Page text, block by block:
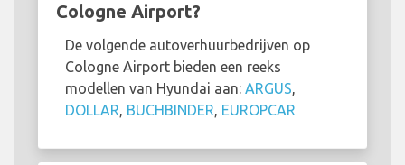
Cologne Airport?
De volgende autoverhuurbedrijven op
Cologne Airport bieden een reeks
modellen van Hyundai aan: ARGUS,
DOLLAR, BUCHBINDER, EUROPCAR